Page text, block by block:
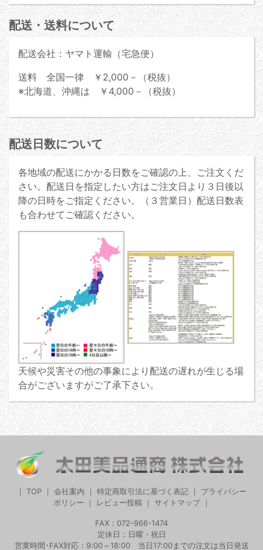
配送・送料について
配送会社：ヤマト運輸（宅急便）
送料 全国一律 ￥2,000－（税抜）
※北海道、沖縄は ￥4,000－（税抜）
配送日数について
各地域の配送にかかる日数をご確認の上、ご注文くだ
さい。配送日を指定したい方はご注文日より３日後以
降の日時をご指定ください。（３営業日）配送日数表
も合わせてご確認ください。
天候や災害その他の事象により配送の遅れが生じる場
合がございますがご了承下さい。
TOP 会社案内 特定商取引法に基づく表記
プライバシー
ポリシー
レビュー投稿｜ サイトマップ｜
FAX：072-966-1474
定休日：日曜・祝日
営業時間･FAX対応：9:00～18:00 当日17:00までの注文は当日発送